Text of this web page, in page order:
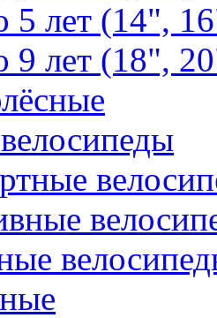
5 лет (14",
9 лет (18",